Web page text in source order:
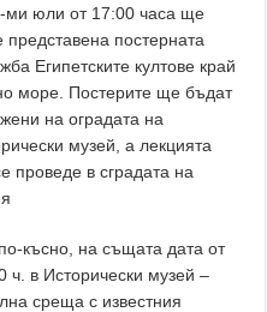
ми юли от 17:00 часа ще
представена постерната
Египетските култове край
море. Постерите ще бъдат
на оградата на
музей, а лекцията
проведе в сградата на
късно, на същата дата от
ч. в Исторически музей –
среща с известния